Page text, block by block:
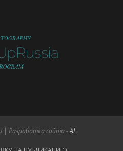
| Разработка сайта -AL